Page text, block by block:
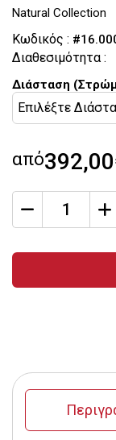
Natural Collection
Κωδικός :
Διαθεσιμότητα :
Διάσταση
από
qty